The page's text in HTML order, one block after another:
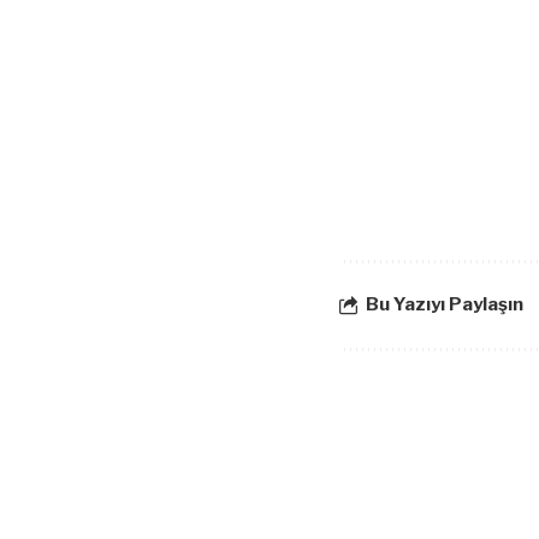
Bu Yazıyı Paylaşın